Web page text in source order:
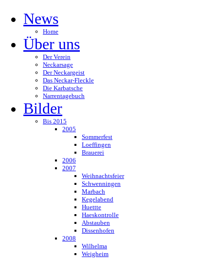
News
Home
Über uns
Der Verein
Neckarsage
Der Neckargeist
Das Neckar-Fleckle
Die Karbatsche
Narrentagebuch
Bilder
Bis 2015
2005
Sommerfest
Loeffingen
Brauerei
2006
2007
Weihnachtsfeier
Schwenningen
Marbach
Kegelabend
Huettte
Haeskontrolle
Abstauben
Dissenhofen
2008
Wilhelma
Weigheim